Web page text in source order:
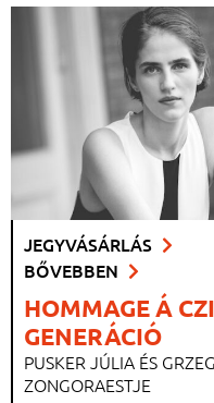
HOMMAGE Á
GENERÁCIÓ
PUSKER JÚLIA ÉS
ZONGORAESTJE
JEGYVÁSÁRLÁS
BŐVEBBEN